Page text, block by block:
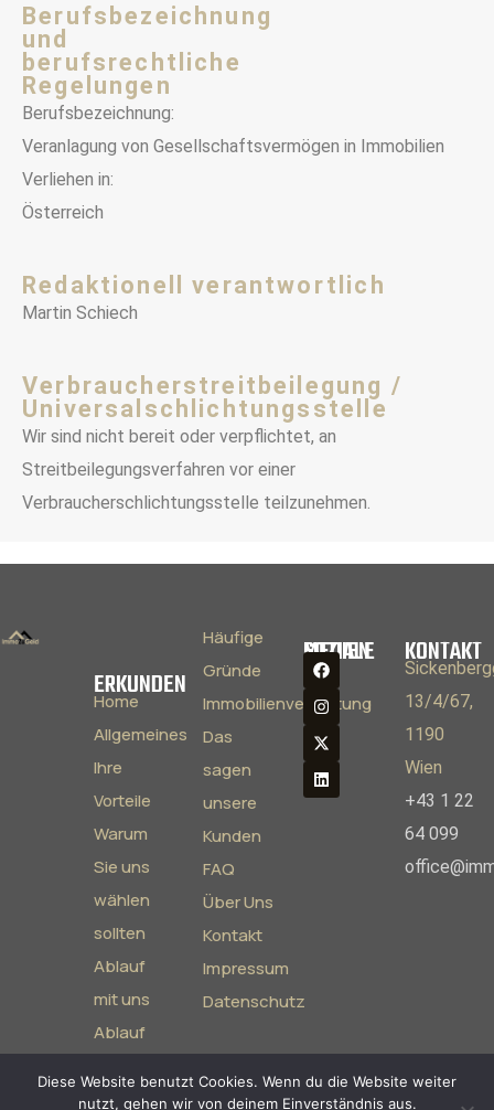
Berufsbezeichnung
und
berufsrechtliche
Regelungen
Berufsbezeichnung:
Veranlagung von Gesellschaftsvermögen in Immobilien
Verliehen in:
Österreich
Redaktionell verantwortlich
Martin Schiech
Verbraucher­streit­beilegung /
Universal­schlichtungs­stelle
Wir sind nicht bereit oder verpflichtet, an
Streitbeilegungsverfahren vor einer
Verbraucherschlichtungsstelle teilzunehmen.
ERKUNDEN
Home
Allgemeines
Ihre
Vorteile
Warum
Sie uns
wählen
sollten
Ablauf
mit uns
Ablauf
Makler
Häufige
Gründe
Immobilienverrentung
Das
sagen
unsere
Kunden
FAQ
Über Uns
Kontakt
Impressum
Datenschutz
SOZIALE MEDIEN KONTAKT
13/4/67,
1190
Wien
+43 1 22
64 099
Diese Website benutzt Cookies. Wenn du die Website weiter
nutzt, gehen wir von deinem Einverständnis aus.